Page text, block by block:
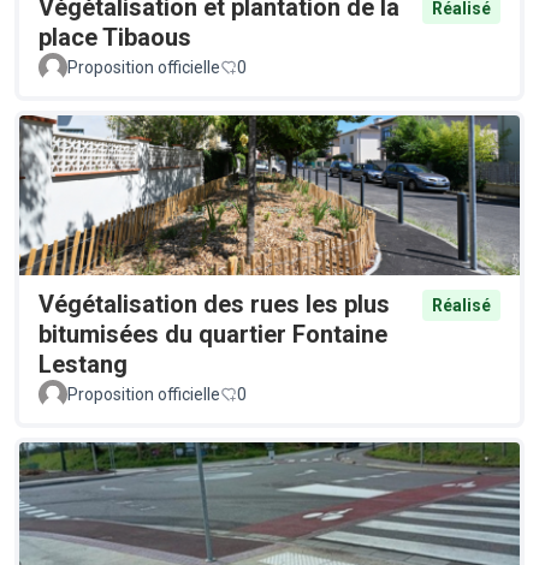
Végétalisation et plantation de la
place Tibaous
Réalisé
Proposition officielle 0
Végétalisation des rues les plus
bitumisées du quartier Fontaine
Lestang
Réalisé
Proposition officielle 0